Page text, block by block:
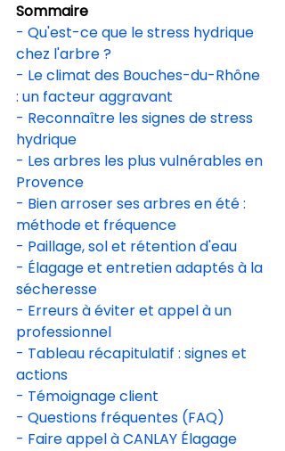
Sommaire
- Qu'est-ce que le stress hydrique
chez l'arbre ?
- Le climat des Bouches-du-Rhône
: un facteur aggravant
- Reconnaître les signes de stress
hydrique
- Les arbres les plus vulnérables en
Provence
- Bien arroser ses arbres en été :
méthode et fréquence
- Paillage, sol et rétention d'eau
- Élagage et entretien adaptés à la
sécheresse
- Erreurs à éviter et appel à un
professionnel
- Tableau récapitulatif : signes et
actions
- Témoignage client
- Questions fréquentes (FAQ)
- Faire appel à CANLAY Élagage